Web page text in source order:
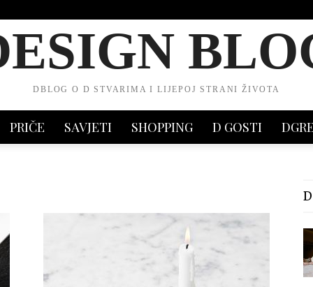
DBLOG O D STVARIMA I LIJEPOJ STRANI ŽIVOTA
PRIČE SAVJETI SHOPPING D GOSTI